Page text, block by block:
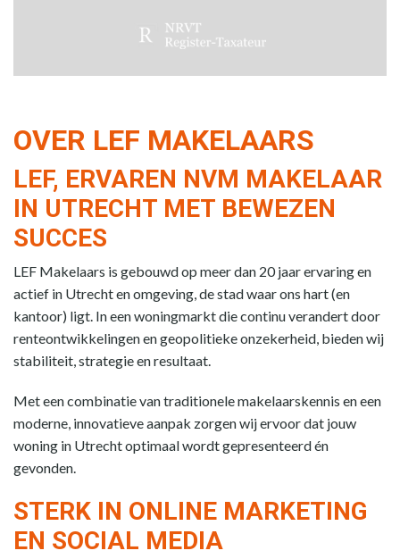
OVER LEF MAKELAARS
LEF, ERVAREN NVM MAKELAAR
IN UTRECHT MET BEWEZEN
SUCCES
LEF Makelaars is gebouwd op meer dan 20 jaar ervaring en
actief in Utrecht en omgeving, de stad waar ons hart (en
kantoor) ligt. In een woningmarkt die continu verandert door
renteontwikkelingen en geopolitieke onzekerheid, bieden wij
stabiliteit, strategie en resultaat.
Met een combinatie van traditionele makelaarskennis en een
moderne, innovatieve aanpak zorgen wij ervoor dat jouw
woning in Utrecht optimaal wordt gepresenteerd én
gevonden.
STERK IN ONLINE MARKETING
EN SOCIAL MEDIA